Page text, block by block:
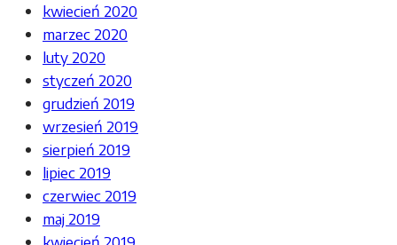
kwiecień 2020
marzec 2020
luty 2020
styczeń 2020
grudzień 2019
wrzesień 2019
sierpień 2019
lipiec 2019
czerwiec 2019
maj 2019